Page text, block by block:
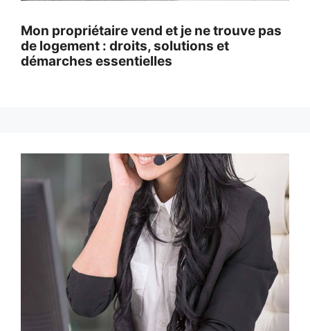
Mon propriétaire vend et je ne trouve pas
de logement : droits, solutions et
démarches essentielles